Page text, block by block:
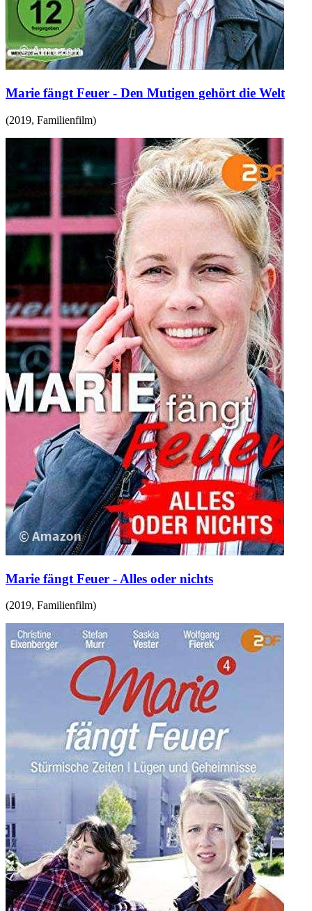
Marie fängt Feuer - Den Mutigen gehört die Welt
(2019, Familienfilm)
Marie fängt Feuer - Alles oder nichts
(2019, Familienfilm)